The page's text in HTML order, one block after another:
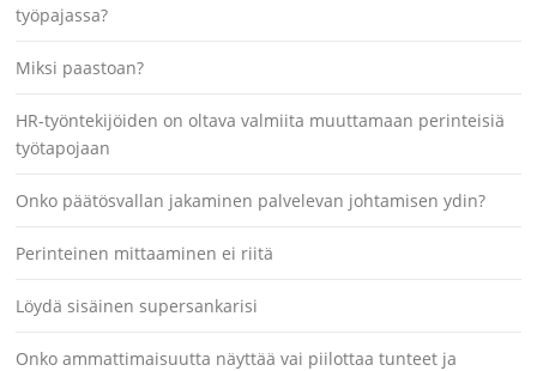
työpajassa?
Miksi paastoan?
HR-työntekijöiden on oltava valmiita muuttamaan perinteisiä
työtapojaan
Onko päätösvallan jakaminen palvelevan johtamisen ydin?
Perinteinen mittaaminen ei riitä
Löydä sisäinen supersankarisi
Onko ammattimaisuutta näyttää vai piilottaa tunteet ja